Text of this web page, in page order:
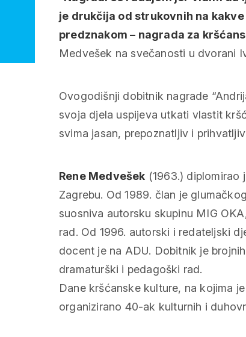
je drukčija od strukovnih na
predznakom – nagrada za
Medvešek na svečanosti u dvorani
Ovogodišnji dobitnik nagrade
svoja djela uspijeva utkati vlastit
svima jasan, prepoznatljiv i
Rene Medvešek (1963.) diplomirao
Zagrebu. Od 1989. član je
suosniva autorsku skupinu MIG
rad. Od 1996. autorski i redateljski
docent je na ADU. Dobitnik je
dramaturški i pedagoški rad.
Dane kršćanske kulture, na kojima
organizirano 40-ak kulturnih i